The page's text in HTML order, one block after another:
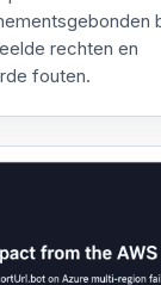
rechten en
fouten.